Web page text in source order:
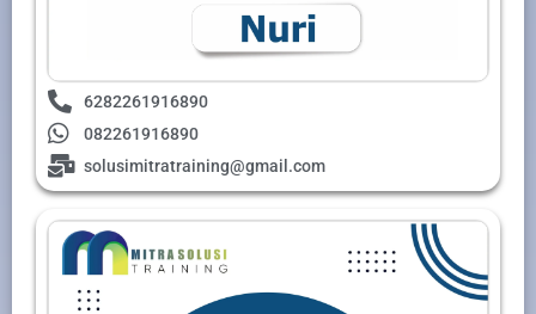
6282261916890
082261916890
solusimitratraining@gmail.com